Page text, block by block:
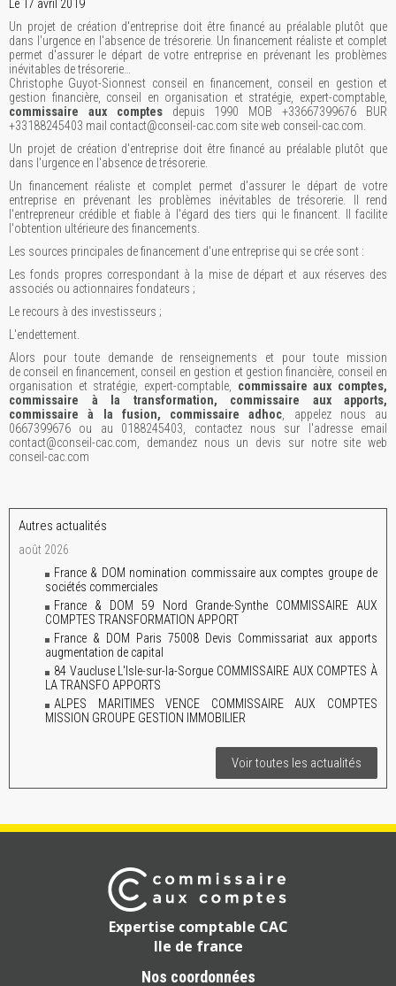
Le 17 avril 2019
Un projet de création d'entreprise doit être financé au préalable plutôt que
dans l'urgence en l'absence de trésorerie. Un financement réaliste et complet
permet d'assurer le départ de votre entreprise en prévenant les problèmes
inévitables de trésorerie…
Christophe Guyot-Sionnest conseil en financement, conseil en gestion et
gestion financière, conseil en organisation et stratégie, expert-comptable,
commissaire aux comptesdepuis 1990 MOB +33667399676 BUR
+33188245403 mail contact@conseil-cac.com site web conseil-cac.com.
Un projet de création d'entreprise doit être financé au préalable plutôt que
dans l'urgence en l'absence de trésorerie.
Un financement réaliste et complet permet d'assurer le départ de votre
entreprise en prévenant les problèmes inévitables de trésorerie. Il rend
l'entrepreneur crédible et fiable à l'égard des tiers qui le financent. Il facilite
l'obtention ultérieure des financements.
Les sources principales de financement d'une entreprise qui se crée sont :
Les fonds propres correspondant à la mise de départ et aux réserves des
associés ou actionnaires fondateurs ;
Le recours à des investisseurs ;
L'endettement.
Alors pour toute demande de renseignements et pour toute mission
de conseil en financement, conseil en gestion et gestion financière, conseil en
organisation et stratégie, expert-comptable, commissaire aux comptes,
commissaire à la transformation, commissaire aux apports,
commissaire à la fusion, commissaire adhoc , appelez nous au
0667399676 ou au 0188245403, contactez nous sur l'adresse email
contact@conseil-cac.com, demandez nous un devis sur notre site web
conseil-cac.com
Autres actualités
août 2026
France & DOM nomination commissaire aux comptes groupe de
sociétés commerciales
France & DOM 59 Nord Grande-Synthe COMMISSAIRE AUX
COMPTES TRANSFORMATION APPORT
France & DOM Paris 75008 Devis Commissariat aux apports
augmentation de capital
84 Vaucluse L'Isle-sur-la-Sorgue COMMISSAIRE AUX COMPTES À
LA TRANSFO APPORTS
ALPES MARITIMES VENCE COMMISSAIRE AUX COMPTES
MISSION GROUPE GESTION IMMOBILIER
Voir toutes les actualités
Expertise comptable CAC
Ile de france
Nos coordonnées